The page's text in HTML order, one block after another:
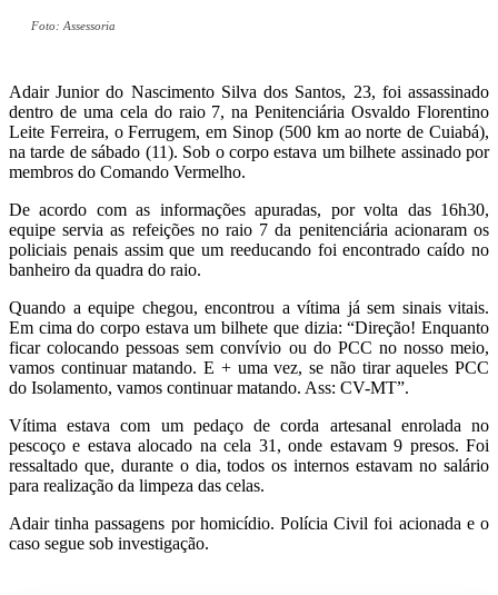
Foto: Assessoria
Adair Junior do Nascimento Silva dos Santos, 23, foi assassinado
dentro de uma cela do raio 7, na Penitenciária Osvaldo Florentino
Leite Ferreira, o Ferrugem, em Sinop (500 km ao norte de Cuiabá),
na tarde de sábado (11). Sob o corpo estava um bilhete assinado por
membros do Comando Vermelho.
De acordo com as informações apuradas, por volta das 16h30,
equipe servia as refeições no raio 7 da penitenciária acionaram os
policiais penais assim que um reeducando foi encontrado caído no
banheiro da quadra do raio.
Quando a equipe chegou, encontrou a vítima já sem sinais vitais.
Em cima do corpo estava um bilhete que dizia: “Direção! Enquanto
ficar colocando pessoas sem convívio ou do PCC no nosso meio,
vamos continuar matando. E + uma vez, se não tirar aqueles PCC
do Isolamento, vamos continuar matando. Ass: CV-MT”.
Vítima estava com um pedaço de corda artesanal enrolada no
pescoço e estava alocado na cela 31, onde estavam 9 presos. Foi
ressaltado que, durante o dia, todos os internos estavam no salário
para realização da limpeza das celas.
Adair tinha passagens por homicídio. Polícia Civil foi acionada e o
caso segue sob investigação.